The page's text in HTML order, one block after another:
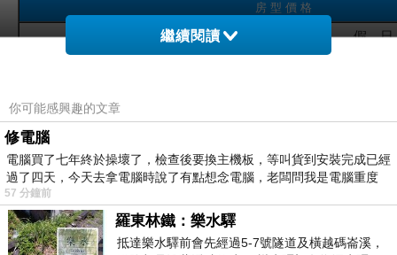
房 型 價 格
春 節 假 日
四人套房 3,800 元 2,800 元
四~六人套房 700 元/ 人 600 元/ 人
加人 300 元/ 人 300 元/ 人
包棟優惠價 11,000 元 10,000 元
※服務設施：
繼續閱讀
你可能感興趣的文章
修電腦
電腦買了七年終於操壞了，檢查後要換主機板，等叫貨到安裝完成已經
過了四天，今天去拿電腦時說了有點想念電腦，老闆問我是電腦重度
57 分鐘前
羅東林鐵：樂水驛
抵達樂水驛前會先經過5-7號隧道及橫越碼崙溪，